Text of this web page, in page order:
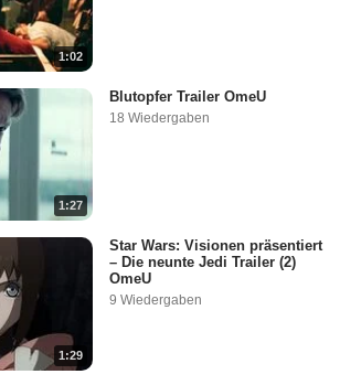
1:02
1:27
Blutopfer Trailer OmeU
18 Wiedergaben
1:29
Star Wars: Visionen präsentiert
– Die neunte Jedi Trailer (2)
OmeU
9 Wiedergaben